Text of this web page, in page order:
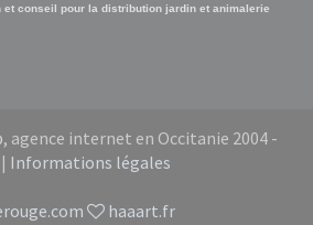
et conseil pour la distribution jardin et animalerie
, agence internet en Occitanie 2004 -
Informations légales
haaart.fr